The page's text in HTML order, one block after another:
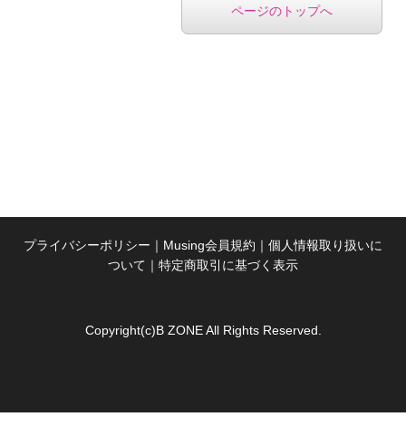
ページのトップへ
プライバシーポリシー ｜ Musing会員規約 ｜ 個人情報取り扱いに
ついて ｜ 特定商取引に基づく表示
Copyright(c)B ZONE All Rights Reserved.